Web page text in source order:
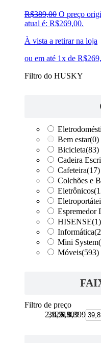
R$389,00 O preço
atual é: R$269,00.
À vista a retirar na loja
ou em até 1x de
Filtro do HUSKY
Bem estar(0)
Bicicleta(83)
Cadeira
Cafeteira(17)
Colchões e
Eletrônicos
Espremedor
HISENSE(1)
Informática
Mini System
Móveis(593)
Filtro de preço
39
2,129
4,219
6,309
8,399